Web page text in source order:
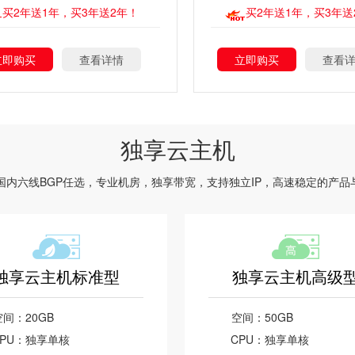
买2年送1年，买3年送2年！
购买 查看详情
买2年送1年，买3年
立即购买 查看
独享云主机
内六线BGP任选，专业机房，独享带宽，支持独立IP，高速稳定的产
享云主机标准型
： 20GB
： 独享单核
独享云主机高级
空间： 50GB
CPU： 独享单核